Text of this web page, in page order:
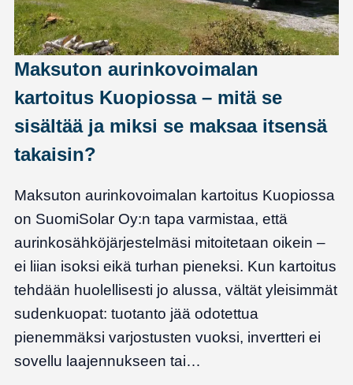
Maksuton aurinkovoimalan
kartoitus Kuopiossa – mitä se
sisältää ja miksi se maksaa itsensä
takaisin?
Maksuton aurinkovoimalan kartoitus Kuopiossa
on SuomiSolar Oy:n tapa varmistaa, että
aurinkosähköjärjestelmäsi mitoitetaan oikein –
ei liian isoksi eikä turhan pieneksi. Kun kartoitus
tehdään huolellisesti jo alussa, vältät yleisimmät
sudenkuopat: tuotanto jää odotettua
pienemmäksi varjostusten vuoksi, invertteri ei
sovellu laajennukseen tai…